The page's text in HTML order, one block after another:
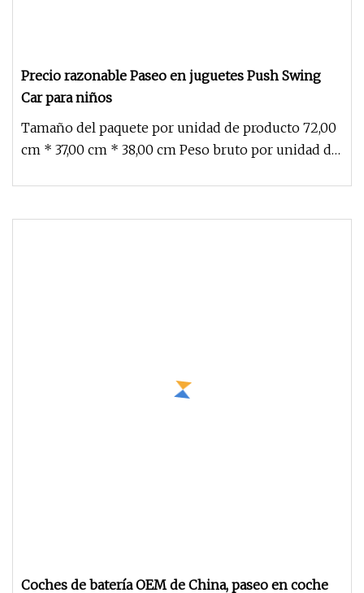
Precio razonable Paseo en juguetes Push Swing
Car para niños
Tamaño del paquete por unidad de producto 72,00
cm * 37,00 cm * 38,00 cm Peso bruto por unidad de
Coches de batería OEM de China, paseo en coche